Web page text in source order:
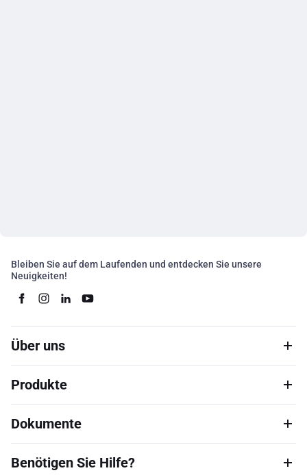
Bleiben Sie auf dem Laufenden und entdecken Sie unsere
Neuigkeiten!
Über uns
Produkte
Dokumente
Benötigen Sie Hilfe?